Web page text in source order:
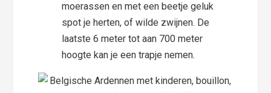
moerassen en met een beetje geluk
spot je herten, of wilde zwijnen. De
laatste 6 meter tot aan 700 meter
hoogte kan je een trapje nemen.